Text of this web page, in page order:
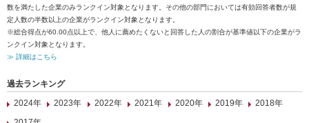
数を満たした企業のみランクイン対象となります。その他の部門においては有効回答者数が規
定人数の半数以上の企業がランクイン対象となります。
※総合得点が60.00点以上で、他人に薦めたくないと回答した人の割合が基準値以下の企業がラ
ンクイン対象となります。
≫ 詳細はこちら
過去ランキング
2024年
2023年 2022年 2021年 2020年 2019年
2018年